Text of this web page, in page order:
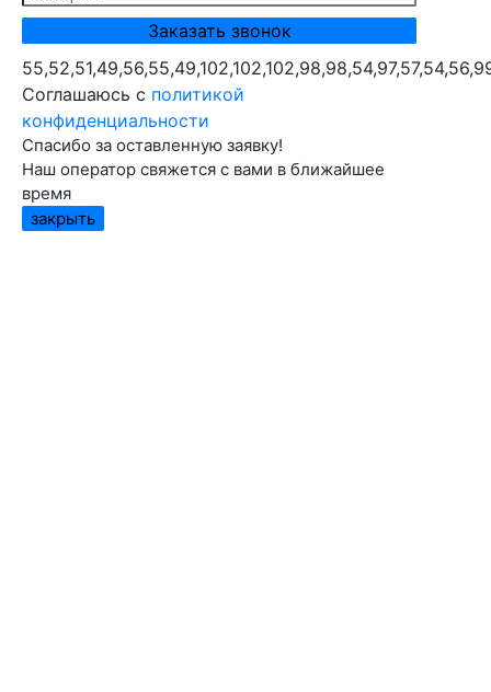
Cоглашаюсь с политикой
конфиденциальности
Спасибо за оставленную заявку!
Наш оператор свяжется с вами в ближайшее
время
закрыть